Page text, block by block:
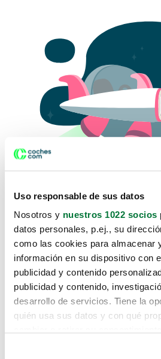
Uso responsable de sus datos
Nosotros y nuestros 1022 socios
datos personales, p.ej., su
como las cookies para almacenar
información en su dispositivo con
publicidad y contenido
publicidad y contenido,
desarrollo de servicios. Tiene la
quién usa sus datos y con qué
Lo sentimos, no
te hemos traido
Pero puedes encontrar el
buscando en alguno de estos